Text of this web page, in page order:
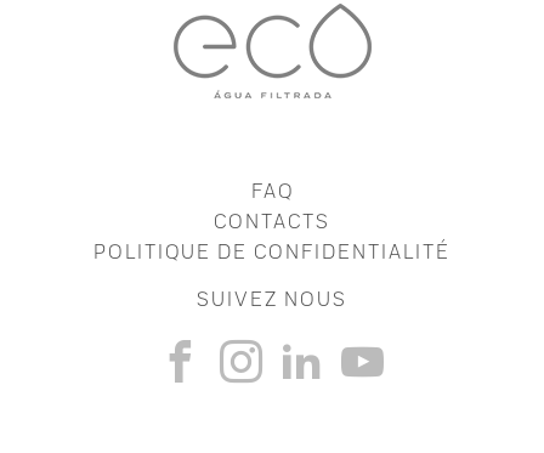
FAQ
CONTACTS
POLITIQUE DE CONFIDENTIALITÉ
SUIVEZ NOUS